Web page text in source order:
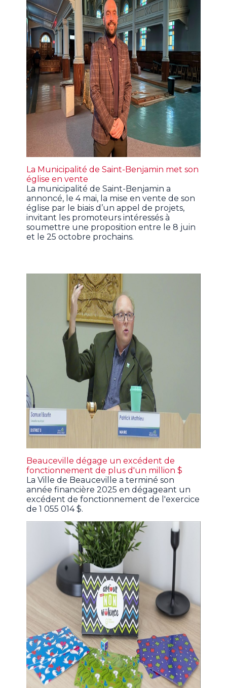
La Municipalité de Saint-Benjamin met son
église en vente
La municipalité de Saint-Benjamin a
annoncé, le 4 mai, la mise en vente de son
église par le biais d’un appel de projets,
invitant les promoteurs intéressés à
soumettre une proposition entre le 8 juin
et le 25 octobre prochains.
Beauceville dégage un excédent de
fonctionnement de plus d'un million $
La Ville de Beauceville a terminé son
année financière 2025 en dégageant un
excédent de fonctionnement de l'exercice
de 1 055 014 $.